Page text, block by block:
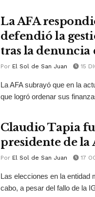
La AFA
defendió la
tras la
Por El Sol de San Juan 15
La AFA subrayó que en la
que logró ordenar sus
Claudio Tapia
presidente de la
Por El Sol de San Juan 17
Las elecciones en la entidad
cabo, a pesar del fallo de la